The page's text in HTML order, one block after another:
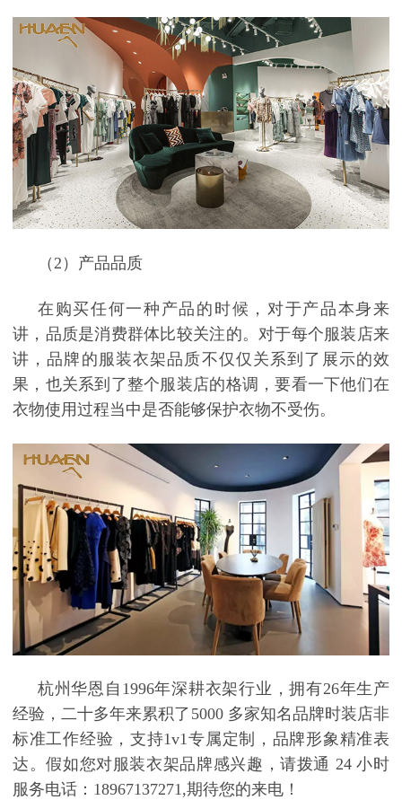
（2 ） 产品品质
在购买任何一种产品的时候，对于产品本身来
讲，品质是消费群体比较关注的。对于每个服装店来
讲，品牌的服装衣架品质不仅仅关系到了展示的效
果，也关系到了整个服装店的格调，要看一下他们在
衣物使用过程当中是否能够保护衣物不受伤。
杭州华恩自 1996年深耕衣架行业，拥有26年生产
经验，二十多年来累积了 5000 多家知名品牌时装店非
标准工作经验，支持1v1专属定制，品牌形象精准表
达。假如您对服装衣架品牌感兴趣，请拨通 24 小时
服务电话： 18967137271,期待您的来电！